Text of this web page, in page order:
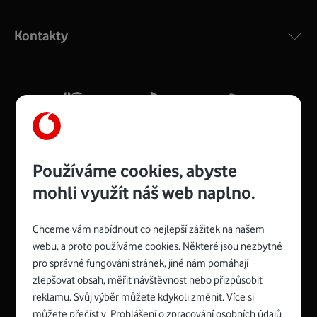
silný signál pro celou domácnost. Kompaktní rozměry 21
Více o COMPAL CH7465VF
Zyxel VMG8623-T50B:
Rozměry modemu jsou 16 x 22 x 7,5 cm (včetně stojánku)
a nabízí 4 gigabitové LAN porty a bezdrátové připojení Wi-
Spojte se s Vodafonem
Kontakty
Používáme cookies, abyste
mohli využít náš web naplno.
Chceme vám nabídnout co nejlepší zážitek na našem
webu, a proto používáme cookies. Některé jsou nezbytné
pro správné fungování stránek, jiné nám pomáhají
zlepšovat obsah, měřit návštěvnost nebo přizpůsobit
reklamu. Svůj výběr můžete kdykoli změnit. Více si
můžete přečíst v Prohlášení o zpracování osobních údajů